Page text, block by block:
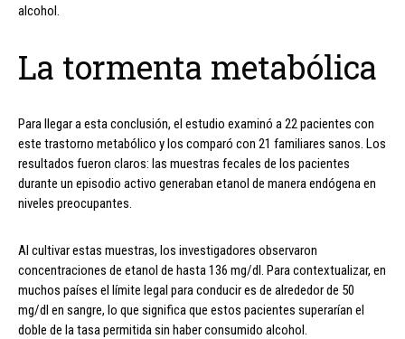
alcohol.
La tormenta metabólica
Para llegar a esta conclusión, el estudio examinó a 22 pacientes con
este trastorno metabólico y los comparó con 21 familiares sanos. Los
resultados fueron claros: las muestras fecales de los pacientes
durante un episodio activo generaban etanol de manera endógena en
niveles preocupantes.
Al cultivar estas muestras, los investigadores observaron
concentraciones de etanol de hasta 136 mg/dl. Para contextualizar, en
muchos países el límite legal para conducir es de alrededor de 50
mg/dl en sangre, lo que significa que estos pacientes superarían el
doble de la tasa permitida sin haber consumido alcohol.